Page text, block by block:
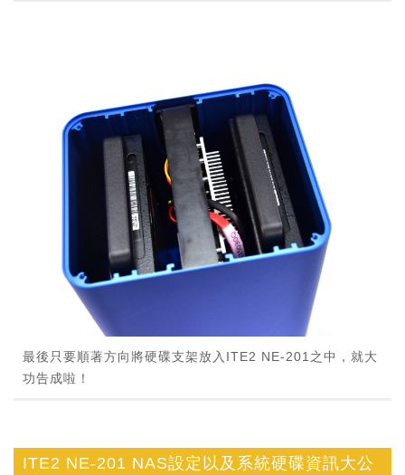
最後只要順著方向將硬碟支架放入ITE2 NE-201之中，就大
功告成啦！
ITE2 NE-201 NAS設定以及系統硬碟資訊大公